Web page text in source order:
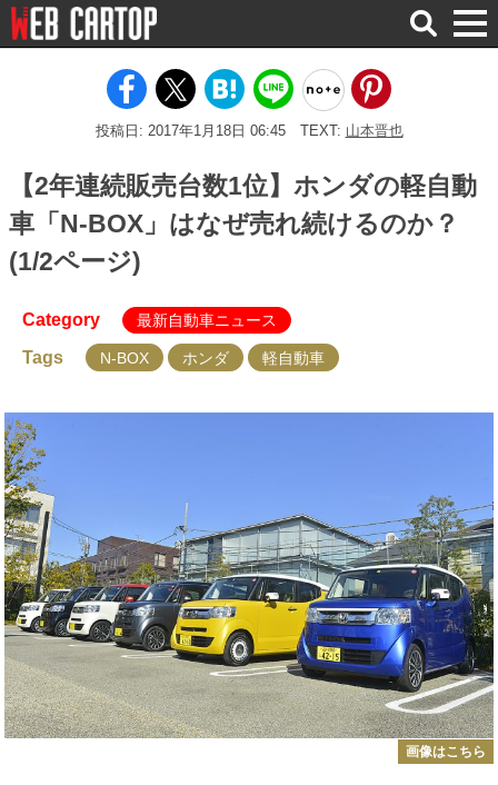
検
索
投稿日: 2017年1月18日 06:45 TEXT: 山本晋也
【2年連続販売台数1位】ホンダの軽自動
車「N-BOX」はなぜ売れ続けるのか？
(1/2ページ)
Category 最新自動車ニュース
Tags N-BOX ホンダ 軽自動車
画像はこちら